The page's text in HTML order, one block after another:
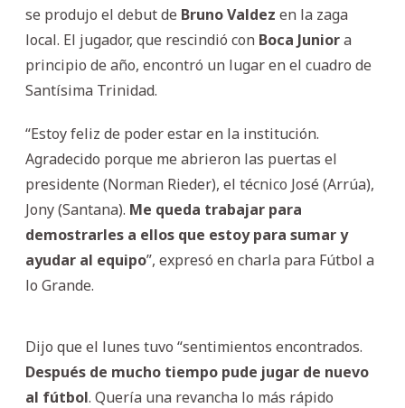
se produjo el debut de BrunoValdez en la zaga
local. El jugador, que rescindió con Boca Juniora
principio de año, encontró un lugar en el cuadro de
Santísima Trinidad.
“Estoy feliz de poder estar en la institución.
Agradecido porque me abrieron las puertas el
presidente (Norman Rieder), el técnico José (Arrúa),
Jony (Santana). Me queda trabajar para
demostrarles a ellos que estoy para sumar y
ayudar al equipo”, expresó en charla para Fútbol a
lo Grande.
Dijo que el lunes tuvo “sentimientos encontrados.
Después de mucho tiempo pude jugar de nuevo
al fútbol. Quería una revancha lo más rápido